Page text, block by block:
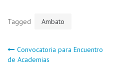
Tagged Ambato
Navegación
Convocatoria para Encuentro
de Academias